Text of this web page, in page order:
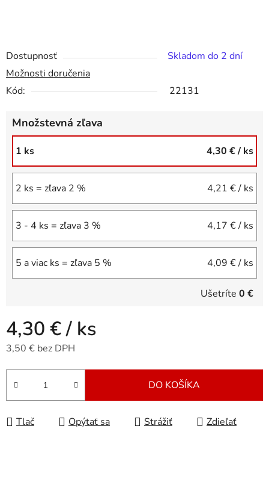
Dostupnosť
Skladom do 2 dní
Možnosti doručenia
Kód:
22131
Množstevná zľava
1 ks 4,30 €/ ks
2 ks = zľava 2 % 4,21 €/ ks
3 - 4 ks = zľava 3 % 4,17 €/ ks
5 a viac ks = zľava 5 % 4,09 €/ ks
Ušetríte 0 €
4,30 €/ ks
3,50 € bez DPH
Jednotková cena:
DO KOŠÍKA
Tlač Opýtať sa Strážiť Zdieľať